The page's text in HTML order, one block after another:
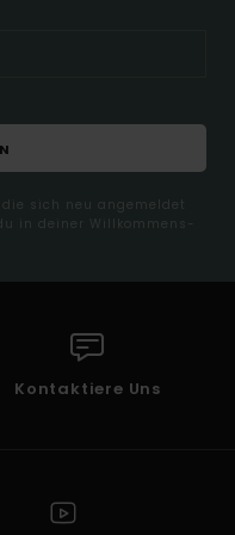
sich neu angemeldet
in deiner Willkommens-
Kontaktiere Uns